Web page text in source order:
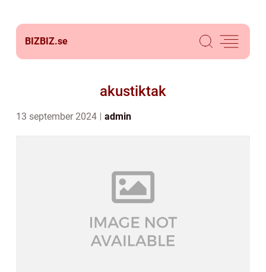
BIZBIZ.se
akustiktak
13 september 2024 admin